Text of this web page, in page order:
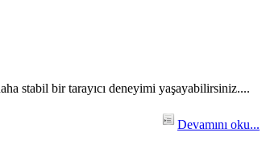
stabil bir tarayıcı deneyimi yaşayabilirsiniz....
Devamını oku...